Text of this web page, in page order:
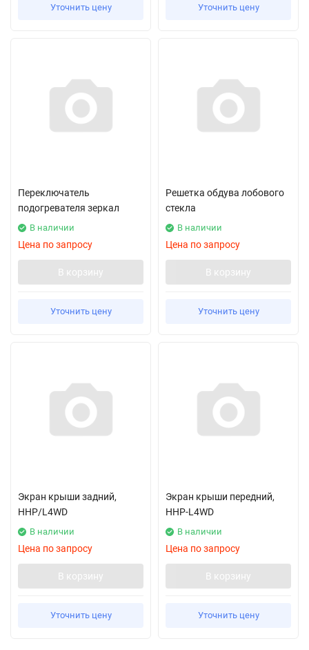
Уточнить цену Уточнить цену
Переключатель
подогревателя зеркал
В наличии
Цена по запросу
В корзину
Уточнить цену
Решетка обдува лобового
стекла
В наличии
Цена по запросу
В корзину
Уточнить цену
Экран крыши задний,
HHP/L4WD
В наличии
Цена по запросу
В корзину
Уточнить цену
Экран крыши передний,
HHP-L4WD
В наличии
Цена по запросу
В корзину
Уточнить цену